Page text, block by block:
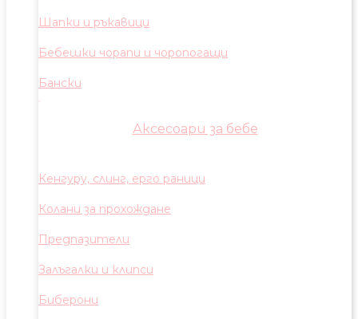
Шапки и ръкавици
Бебешки чорапи и чоропогащи
Бански
Аксесоари за бебе
Кенгуру, слинг, ерго раници
Колани за прохождане
Предпазители
Залъгалки и клипси
Биберони